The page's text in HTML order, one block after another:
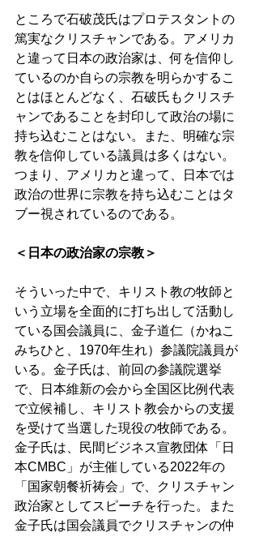
ところで石破茂氏はプロテスタントの
篤実なクリスチャンである。アメリカ
と違って日本の政治家は、何を信仰し
ているのか自らの宗教を明らかするこ
とはほとんどなく、石破氏もクリスチ
ャンであることを封印して政治の場に
持ち込むことはない。また、明確な宗
教を信仰している議員は多くはない。
つまり、アメリカと違って、日本では
政治の世界に宗教を持ち込むことはタ
ブー視されているのである。
＜日本の政治家の宗教＞
そういった中で、キリスト教の牧師と
いう立場を全面的に打ち出して活動し
ている国会議員に、金子道仁（かねこ
みちひと、1970年生れ）参議院議員が
いる。金子氏は、前回の参議院選挙
で、日本維新の会から全国区比例代表
で立候補し、キリスト教会からの支援
を受けて当選した現役の牧師である。
金子氏は、民間ビジネス宣教団体「日
本CMBC」が主催している2022年の
「国家朝餐祈祷会」で、クリスチャン
政治家としてスピーチを行った。また
金子氏は国会議員でクリスチャンの仲